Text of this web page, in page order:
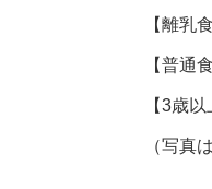
【離乳
【普通
【3歳
（写真